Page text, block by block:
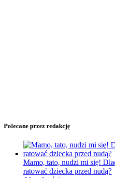
Polecane przez redakcję
Mamo, tato, nudzi mi się!
ratować dziecka przed nudą?